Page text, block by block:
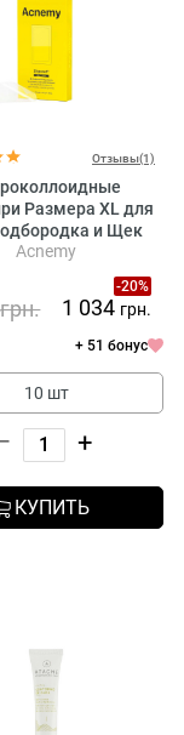
Отзывы(1)
Размера XL для
и Щек
Zitproof Multizits
Acnemy
-20%
грн. 1 034 грн.
+ 51 бонус
10 шт
+
КУПИТЬ